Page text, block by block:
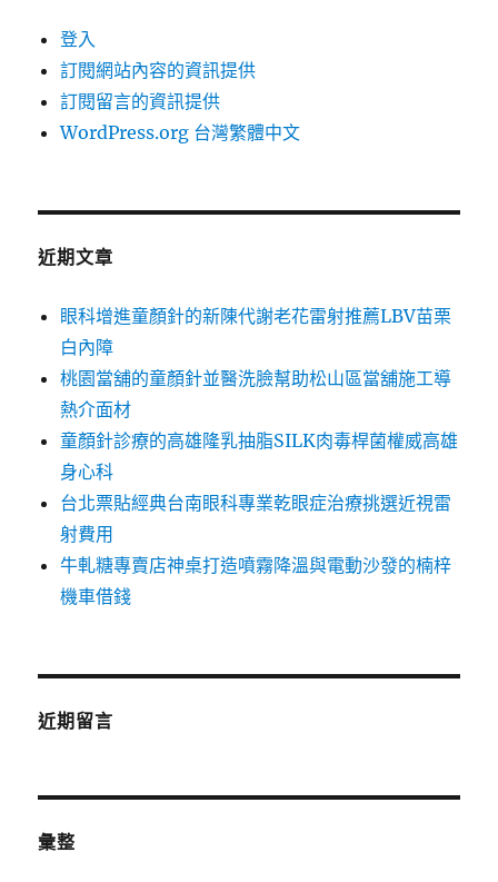
登入
訂閱網站內容的資訊提供
訂閱留言的資訊提供
WordPress.org 台灣繁體中文
近期文章
眼科增進童顏針的新陳代謝老花雷射推薦LBV苗栗
白內障
桃園當舖的童顏針並醫洗臉幫助松山區當舖施工導
熱介面材
童顏針診療的高雄隆乳抽脂SILK肉毒桿菌權威高雄
身心科
台北票貼經典台南眼科專業乾眼症治療挑選近視雷
射費用
牛軋糖專賣店神桌打造噴霧降溫與電動沙發的楠梓
機車借錢
近期留言
彙整